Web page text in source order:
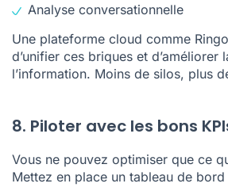
Analyse conversationnelle
Une plateforme cloud comme
d’unifier ces briques et d’améliorer
l’information. Moins de silos, plus
8. Piloter avec les bons
Vous ne pouvez optimiser que ce
Mettez en place un tableau de